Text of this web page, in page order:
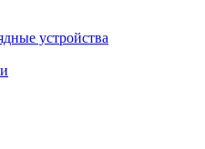
устройства